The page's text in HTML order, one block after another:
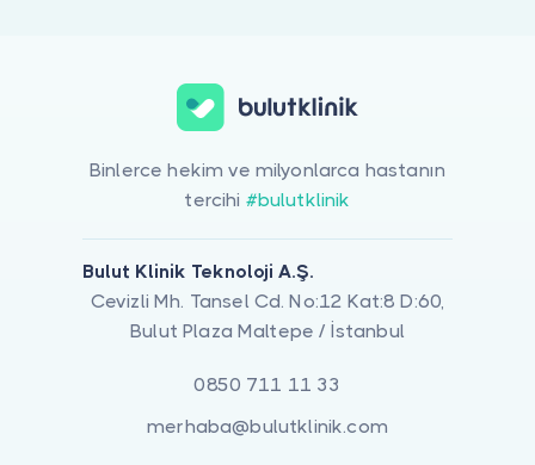
Binlerce hekim ve milyonlarca hastanın
tercihi #bulutklinik
Bulut Klinik Teknoloji A.Ş.
Cevizli Mh. Tansel Cd. No:12 Kat:8 D:60,
Bulut Plaza Maltepe / İstanbul
0850 711 11 33
merhaba@bulutklinik.com